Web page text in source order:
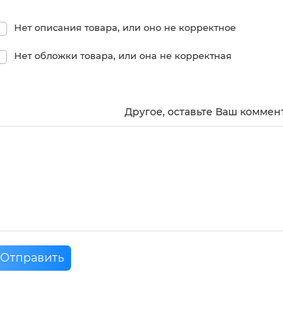
Нет описания товара, или оно не корректное
Нет обложки товара, или она не корректная
Другое, оставьте Ваш
Отправить